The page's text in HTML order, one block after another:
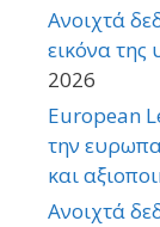
Ανοιχτά
εικόνα της
2026
European
την
και
Ανοιχτά